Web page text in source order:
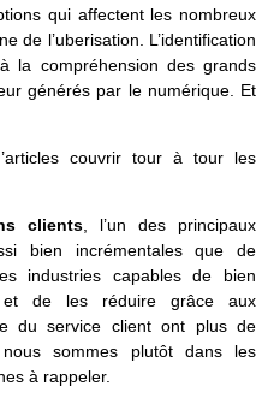
qui affectent les nombreux
de l’uberisation. L’identification
la compréhension des grands
générés par le numérique. Et
couvrir tour à tour les
clients, l’un des principaux
bien incrémentales que de
industries capables de bien
et de les réduire grâce aux
du service client ont plus de
sommes plutôt dans les
à rappeler.